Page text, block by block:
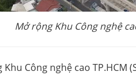
Mở rộng Khu Công nghệ
Công nghệ cao TP.HCM